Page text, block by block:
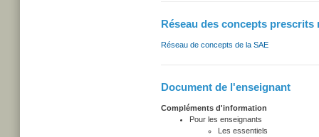
Réseau des concepts prescrits
Réseau de concepts de la SAE
Document de l'enseignant
Compléments d'information
Pour les enseignants
Les essentiels